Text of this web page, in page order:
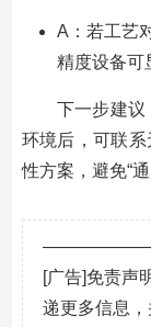
A：若工艺
精度设备可
下一步建议
环境后，可联
性方案，避免“
[广告]免责声
递更多信息